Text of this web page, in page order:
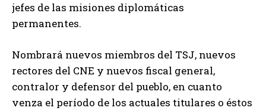
jefes de las misiones diplomáticas
permanentes.
Nombrará nuevos miembros del TSJ, nuevos
rectores del CNE y nuevos fiscal general,
contralor y defensor del pueblo, en cuanto
venza el período de los actuales titulares o éstos